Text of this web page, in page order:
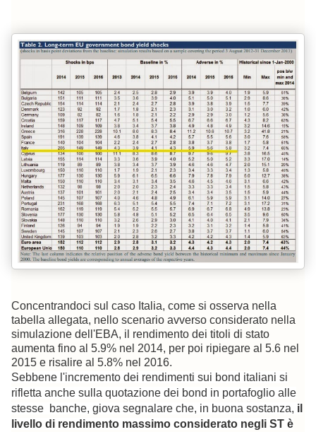
Concentrandoci sul caso Italia, come si osserva nella
tabella allegata, nello scenario avverso considerato nella
simulazione dell'EBA, il rendimento dei titoli di stato
aumenta fino al 5.9% nel 2014, per poi ripiegare al 5.6 nel
2015 e risalire al 5.8% nel 2016.
Sebbene l'incremento dei rendimenti sui bond italiani si
rifletta anche sulla quotazione dei bond in portafoglio alle
stesse banche, giova segnalare che, in buona sostanza, il
livello di rendimento massimo considerato negli ST è